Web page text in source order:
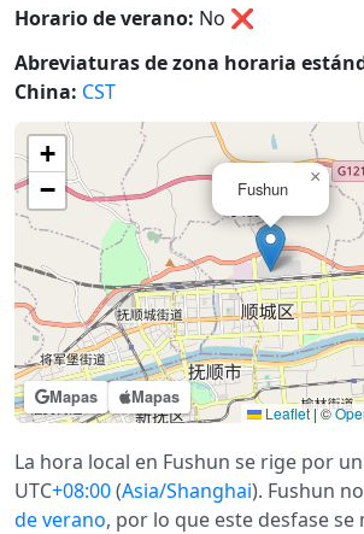
Horario de verano: No ❌
Abreviaturas de zona horaria
China: CST
Mapas Mapas
Fushun
×
+
−
Leaflet |©
La hora local en Fushun se rige por
UTC+08:00(Asia/Shanghai). Fushun
de verano, por lo que este desfase